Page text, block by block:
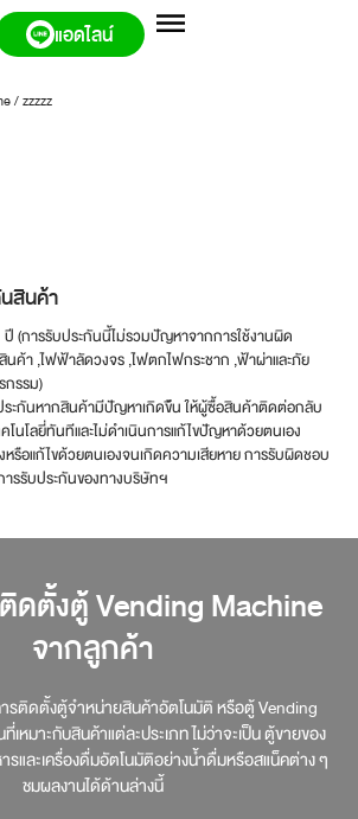
แอดไลน์
/zzzzz
สินค้า
(การรับประกันนี้ไม่รวมปัญหาจากการใช้งานผิด
นค้า ,ไฟฟ้าลัดวงจร ,ไฟตกไฟกระชาก ,ฟ้าผ่าและภัย
กรรม)
ระกันหากสินค้ามีปัญหาเกิดข้ึน ให้ผู้ซื้อสินค้าติดต่อกลับ
นโลยี่ทันทีและไม่ดำเนินการแก้ไขปัญหาด้วยตนเอง
รือแก้ไขด้วยตนเองจนเกิดความเสียหาย การรับผิดชอบ
ารรับประกันของทางบริษัทฯ
ดตั้งตู้ Vending Machine
จากลูกค้า
รติดตั้งตู้จำหน่ายสินค้าอัตโนมัติ หรือตู้ Vending
หมาะกับสินค้าแต่ละประเภท ไม่ว่าจะเป็น ตู้ขายของ
รและเครื่องดื่มอัตโนมัติอย่างน้ำดื่มหรือสแน็คต่าง ๆ
ชมผลงานได้ด้านล่างนี้